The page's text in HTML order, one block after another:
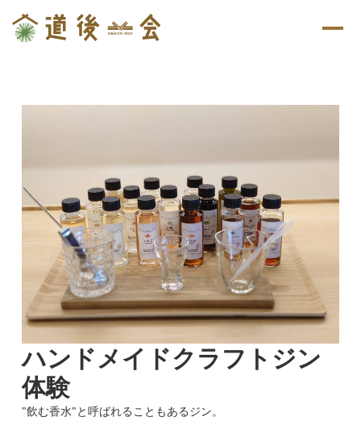
ハンドメイドクラフトジン
体験
"飲む香水"と呼ばれることもあるジン。